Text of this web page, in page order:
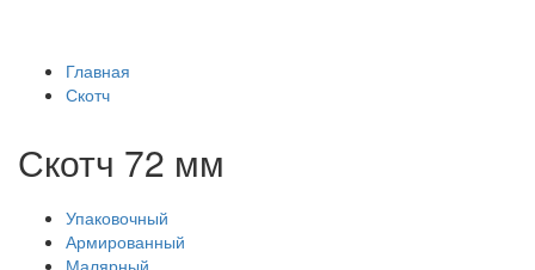
Главная
Скотч
Скотч 72 мм
Упаковочный
Армированный